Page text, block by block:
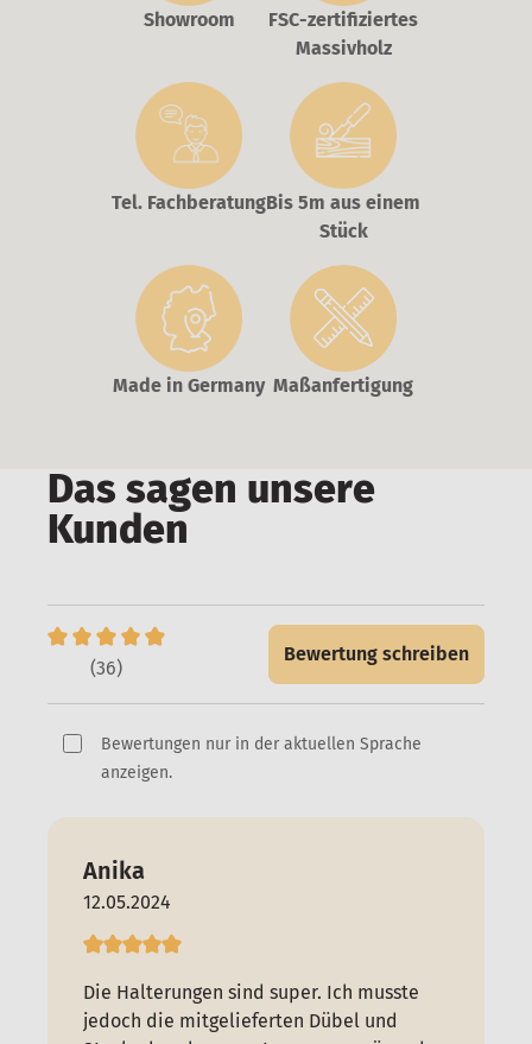
Showroom
FSC-zertifiziertes
Massivholz
Tel. FachberatungBis 5m aus einem
Stück
Made in Germany Maßanfertigung
Das sagen unsere
Kunden
(36)
Bewertung schreiben
Bewertungen nur in der aktuellen Sprache
anzeigen.
Anika
12.05.2024
Die Halterungen sind super. Ich musste
jedoch die mitgelieferten Dübel und